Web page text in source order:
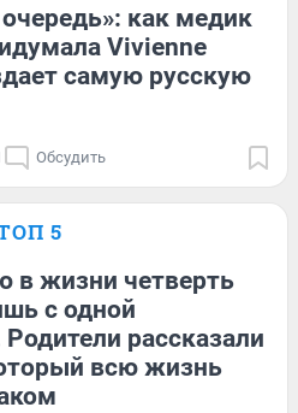
как медик
Vivienne
самую русскую
Обсудить
5
в жизни четверть
с одной
Родители рассказали
всю жизнь